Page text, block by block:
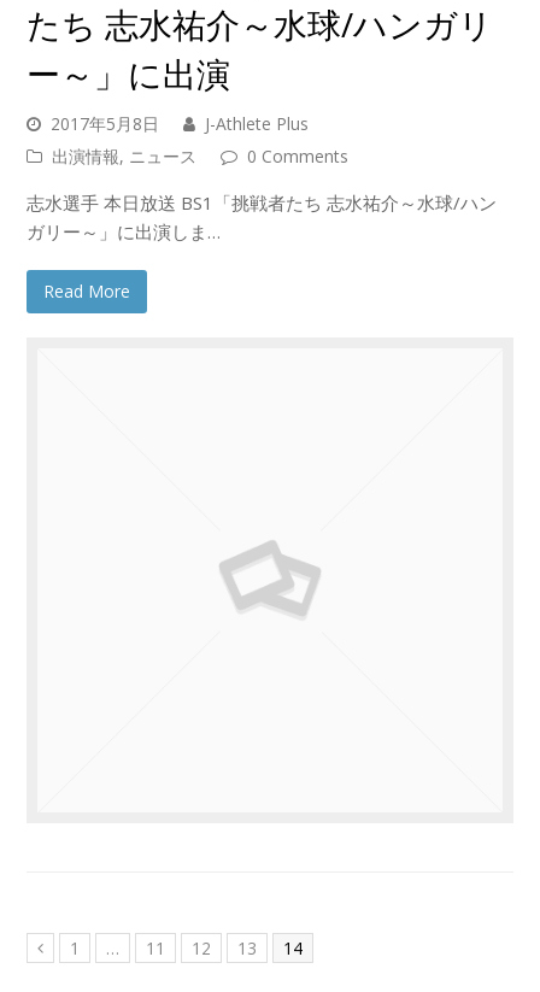
たち 志水祐介～水球/ハンガリ
ー～」に出演
2017年5月8日
J-Athlete Plus
出演情報, ニュース 0 Comments
志水選手 本日放送 BS1「挑戦者たち 志水祐介～水球/ハン
ガリー～」に出演しま…
Read More
Previous
1 … 11 12 13 14